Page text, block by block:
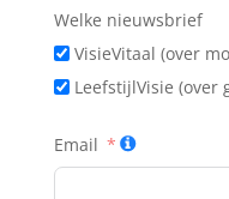
Welke nieuwsbrief
VisieVitaal (over
LeefstijlVisie (over
Email